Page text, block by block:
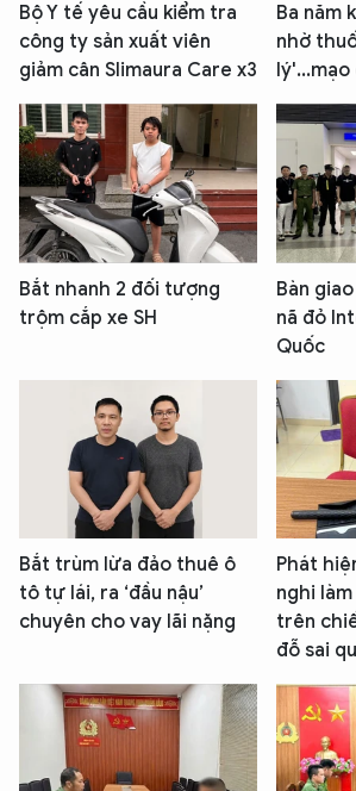
Bộ Y tế yêu cầu kiểm tra
công ty sản xuất viên
giảm cân Slimaura Care x3
Ba năm
nhờ
lý'...mạo
Bắt nhanh 2 đối tượng
trộm cắp xe SH
Bàn
nã đỏ
Quốc
Bắt trùm lừa đảo thuê ô
tô tự lái, ra ‘đầu nậu’
chuyên cho vay lãi nặng
Phát
nghi
trên
đỗ sai